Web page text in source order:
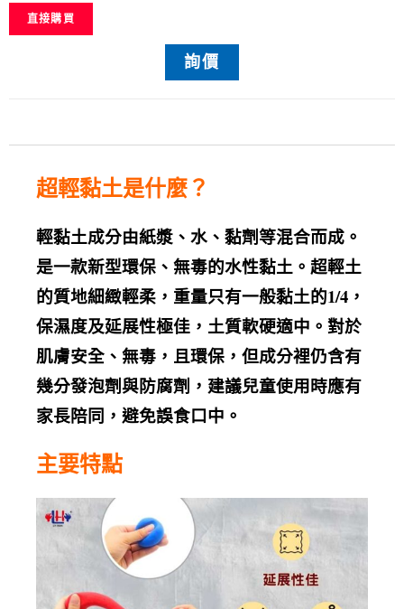
直接購買
詢價
超輕黏土是什麼？
輕黏土成分由紙漿、水、黏劑等混合而成。
是一款新型環保、無毒的水性黏土。超輕土
的質地細緻輕柔，重量只有一般黏土的1/4，
保濕度及延展性極佳，土質軟硬適中。對於
肌膚安全、無毒，且環保，但成分裡仍含有
幾分發泡劑與防腐劑，建議兒童使用時應有
家長陪同，避免誤食口中。
主要特點